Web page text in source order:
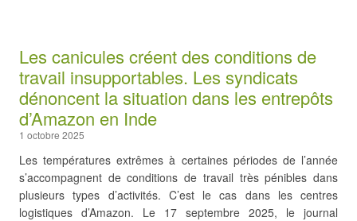
Les canicules créent des conditions de
travail insupportables. Les syndicats
dénoncent la situation dans les entrepôts
d’Amazon en Inde
1 octobre 2025
Les températures extrêmes à certaines périodes de l’année
s’accompagnent de conditions de travail très pénibles dans
plusieurs types d’activités. C’est le cas dans les centres
logistiques d’Amazon. Le 17 septembre 2025, le journal